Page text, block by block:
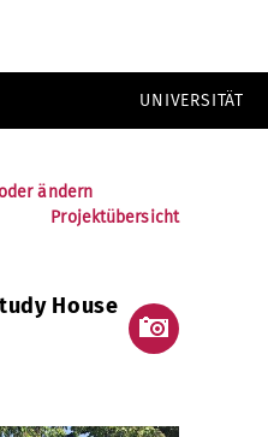
UNIVERSITÄT
ändern
Projektübersicht
House